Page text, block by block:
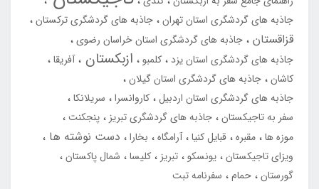
جاذبه های گردشگری استان تهران جاذبه های گردشگری ترکستان
قزاقستان
جاذبه های گردشگری استان خراسان رضوی
جاذبه های گردشگری استان یزد
کلمبو ازبکستان
آفریقا
کاشان جاذبه های گردشگری استان گیلان
جاذبه های گردشگری استان اردبیل کاروانسرا
سریلانکا
سفر به تاجیکستان جاذبه های گردشگری تبریز
پنجکنت
موزه ها مقبره قبایل کنیا آرامگاه بخارا دست نوشته ها
ویزای تاجیکستان یونسکو تبریز کلیسا
شمال پاکستان
گورستان حمام سفرنامه تبت